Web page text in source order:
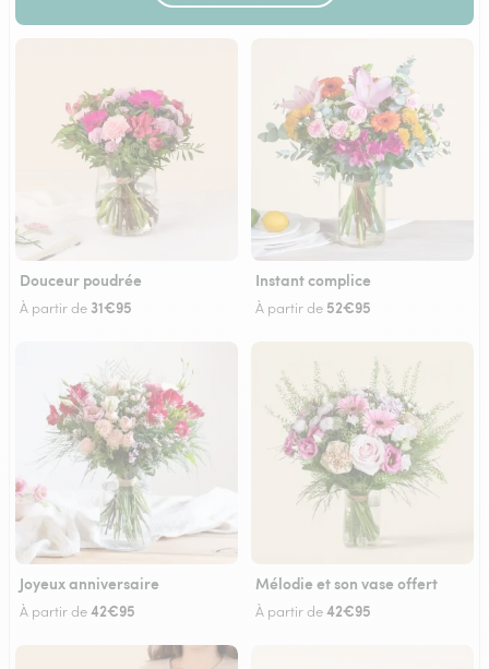
Douceur poudrée
À partir de 31€95
Instant complice
À partir de 52€95
Joyeux anniversaire
À partir de42€95
Mélodie et son vase offert
À partir de42€95